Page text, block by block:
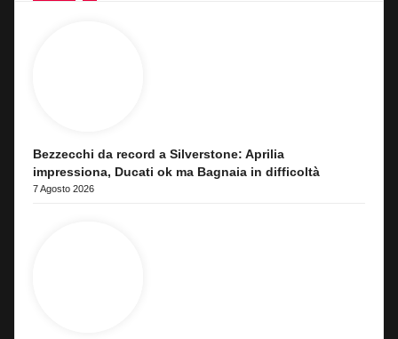
Bezzecchi da record a Silverstone: Aprilia
impressiona, Ducati ok ma Bagnaia in difficoltà
7 Agosto 2026